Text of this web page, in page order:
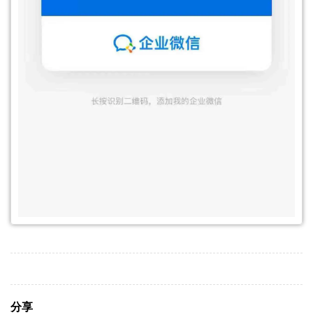
分享